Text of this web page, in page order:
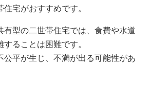
宅がおすすめです。
有型の二世帯住宅では、食費や水道
ることは困難です。
公平が生じ、不満が出る可能性があ